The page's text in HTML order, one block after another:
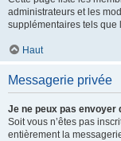
administrateurs et les
supplémentaires tels que
Haut
Messagerie privée
Je ne peux pas envoyer
Soit vous n’êtes pas
entièrement la